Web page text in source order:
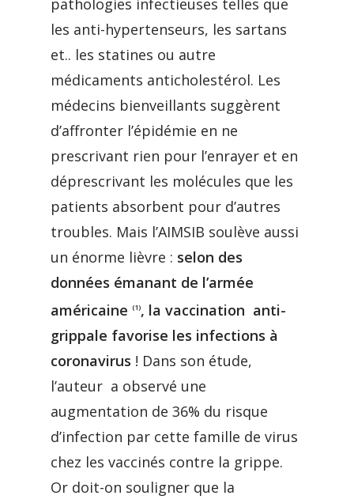
les anti-hypertenseurs, les sartans
et.. les statines ou autre
médicaments anticholestérol. Les
médecins bienveillants suggèrent
d’affronter l’épidémie en ne
prescrivant rien pour l’enrayer et en
déprescrivant les molécules que les
patients absorbent pour d’autres
troubles. Mais l’AIMSIB soulève aussi
un énorme lièvre : selon des
données émanant de l’armée
américaine (1), la vaccination anti-
grippale favorise les infections à
coronavirus ! Dans son étude,
l’auteur a observé une
augmentation de 36% du risque
d’infection par cette famille de virus
chez les vaccinés contre la grippe.
Or doit-on souligner que la